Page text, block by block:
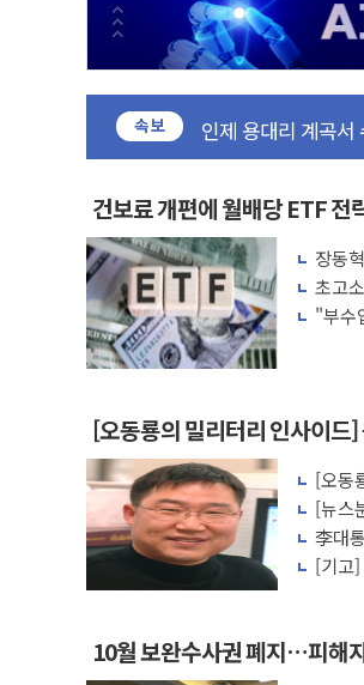
속보
연일 폭염에 온열질
中 전방위 아파트 부
인제 용대리 계곡
동해시, 11~14일 '
강원 중·남부 동해
청양 밭에서 일하
폭염에 車 운전면허
李대통령, 'ISA·주
'호우 특보' 경북 울
주말 무더위·열대
충북 주말 무더위
10월 보완수사권
한상협, 업계 개인
민주당, 오늘 제주·
건보료 개편에 월배당 ETF
장동
차릴
초고
"부수
[오동룡의 밀리터리 인사이드
[오동
저효
[뉴스
미래
李대
라"
[기고]
10월 보완수사권 폐지…피해